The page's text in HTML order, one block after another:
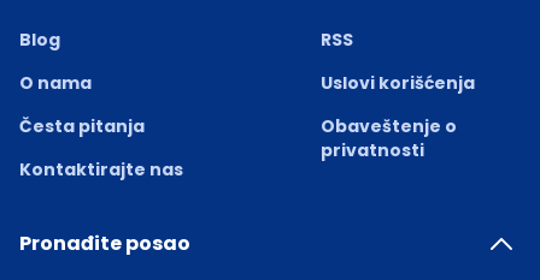
Blog
O nama
Česta pitanja
Kontaktirajte nas
RSS
Uslovi korišćenja
Obaveštenje o
privatnosti
Pronađite posao